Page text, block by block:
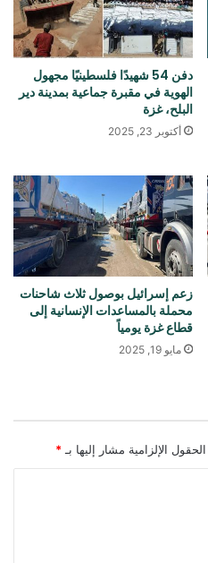
دفن 54 شهيدًا فلسطينيًا مجهول
الهوية في مقبرة جماعية بمدينة دير
البلح، غزة
أكتوبر 23, 2025
زعم إسرائيل بوصول ثلاث شاحنات
محملة بالمساعدات الإنسانية إلى
قطاع غزة يومياً
مايو 19, 2025
الحقول الإلزامية مشار إليها بـ *